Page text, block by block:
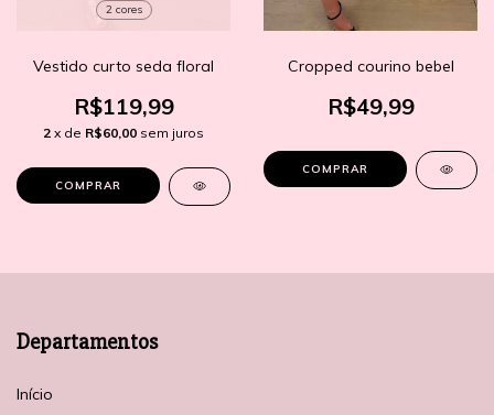
2 cores
Vestido curto seda floral
R$119,99
2 x de R$60,00 sem juros
COMPRAR
Cropped courino bebel
R$49,99
COMPRAR
Departamentos
Início